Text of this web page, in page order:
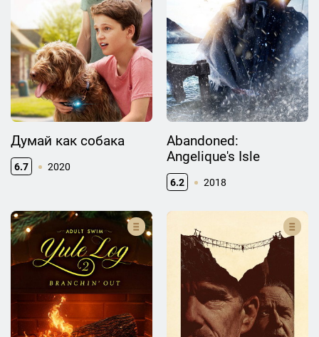
Думай как собака
6.7 2020
Abandoned:
Angelique's Isle
6.2 2018